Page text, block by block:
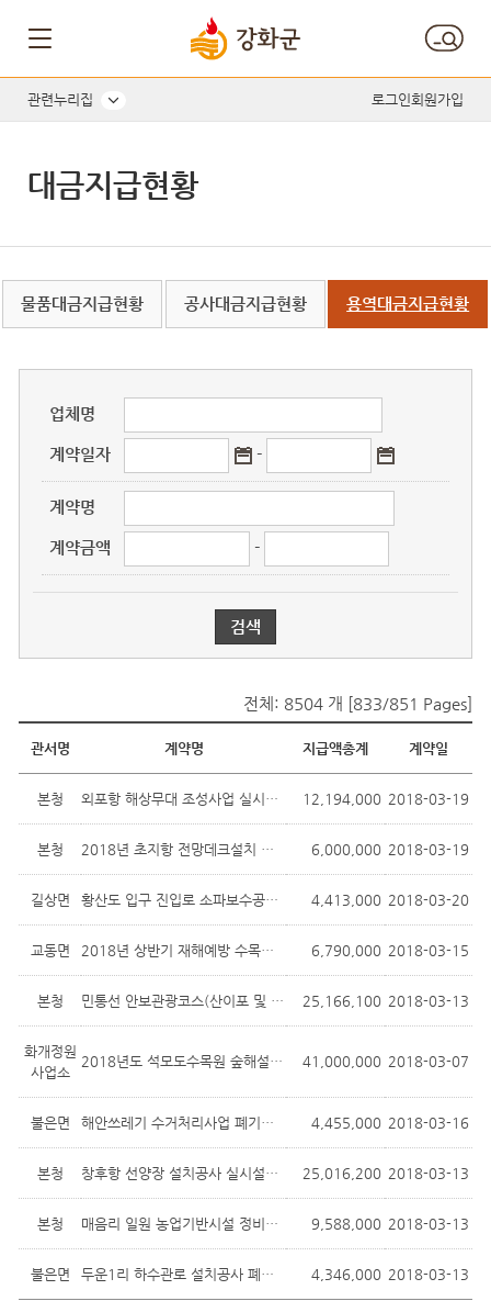
관련누리집 로그인회원가입
대금지급현황
물품대금지급현황 공사대금지급현황 용역대금지급현황
업체명
계약일자 -
계약명
계약금액 -
전체: 8504 개 [833/851 Pages]
관서명 계약명 지급액총계 계약일
본청 외포항 해상무대 조성사업 실시설계용역 12,194,000 2018-03-19
본청 2018년 초지항 전망데크설치 실시설계용역 6,000,000 2018-03-19
길상면 황산도 입구 진입로 소파보수공사 폐기... 4,413,000 2018-03-20
교동면 2018년 상반기 재해예방 수목제거사업 6,790,000 2018-03-15
본청 민통선 안보관광코스(산이포 및 연미정 ... 25,166,100 2018-03-13
화개정원
사업소
2018년도 석모도수목원 숲해설 위탁운영... 41,000,000 2018-03-07
불은면 해안쓰레기 수거처리사업 폐기물 처리용... 4,455,000 2018-03-16
본청 창후항 선양장 설치공사 실시설계 용역 25,016,200 2018-03-13
본청 매음리 일원 농업기반시설 정비사업 실... 9,588,000 2018-03-13
불은면 두운1리 하수관로 설치공사 폐기물 처리... 4,346,000 2018-03-13